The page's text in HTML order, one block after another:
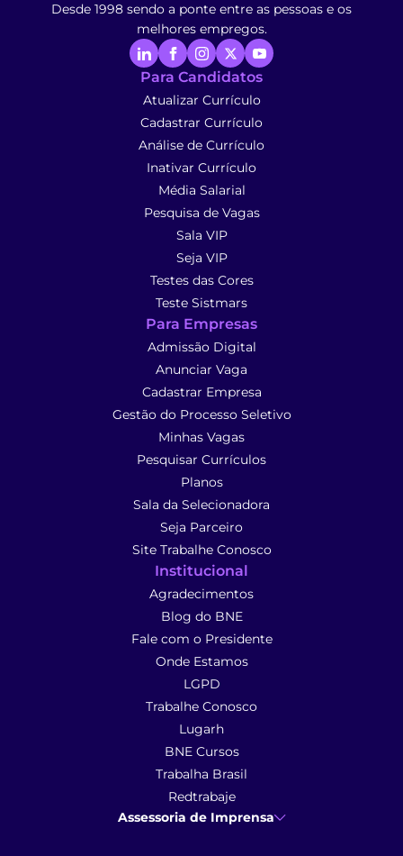
Desde 1998 sendo a ponte entre as pessoas e os
melhores empregos.
Para Candidatos
Atualizar Currículo
Cadastrar Currículo
Análise de Currículo
Inativar Currículo
Média Salarial
Pesquisa de Vagas
Sala VIP
Seja VIP
Testes das Cores
Teste Sistmars
Para Empresas
Admissão Digital
Anunciar Vaga
Cadastrar Empresa
Gestão do Processo Seletivo
Minhas Vagas
Pesquisar Currículos
Planos
Sala da Selecionadora
Seja Parceiro
Site Trabalhe Conosco
Institucional
Agradecimentos
Blog do BNE
Fale com o Presidente
Onde Estamos
LGPD
Trabalhe Conosco
Lugarh
BNE Cursos
Trabalha Brasil
Redtrabaje
Assessoria de Imprensa